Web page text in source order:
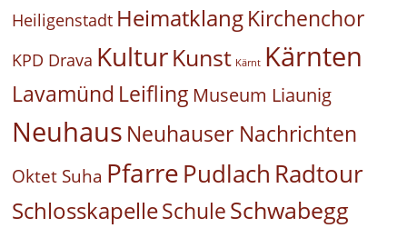
Heiligenstadt HeimatklangKirchenchor
KPD Drava KulturKunst Kärnt Kärnten
Lavamünd Leifling Museum Liaunig
Neuhaus Neuhauser Nachrichten
Oktet Suha PfarrePudlach Radtour
SchlosskapelleSchuleSchwabegg